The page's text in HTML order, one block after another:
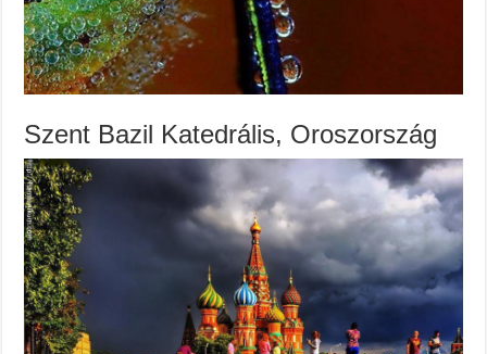
Szent Bazil Katedrális, Oroszország